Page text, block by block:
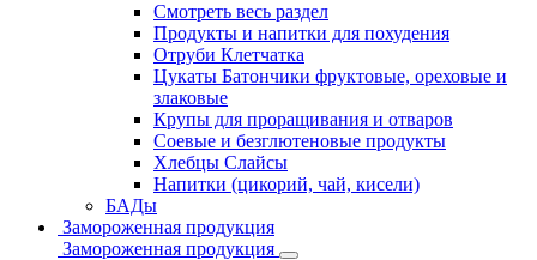
Смотреть весь раздел
Продукты и напитки для похудения
Отруби Клетчатка
Цукаты Батончики фруктовые, ореховые и
злаковые
Крупы для проращивания и отваров
Соевые и безглютеновые продукты
Хлебцы Слайсы
Напитки (цикорий, чай, кисели)
БАДы
Замороженная продукция
Замороженная продукция